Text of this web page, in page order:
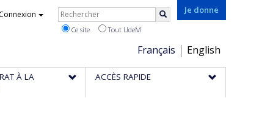
Je donne
Choix
de
la
Français English
Connexion Rechercher
Ce site Tout UdeM
À LA ACCÈS RAPIDE